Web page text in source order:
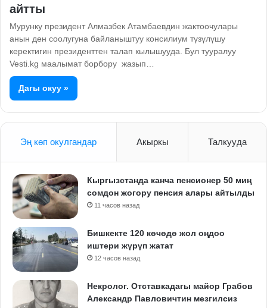
айтты
Мурунку президент Алмазбек Атамбаевдин жактоочулары
анын ден соолугуна байланыштуу консилиум түзүлүшу
керектигин президенттен талап кылышууда. Бул тууралуу
Vesti.kg маалымат борбору жазып…
Дагы окуу »
Эң көп окулгандар Акыркы Талкууда
Кыргызстанда канча пенсионер 50 миң
сомдон жогору пенсия алары айтылды
11 часов назад
Бишкекте 120 көчөдө жол оңдоо
иштери жүрүп жатат
12 часов назад
Некролог. Отставкадагы майор Грабов
Александр Павловичтин мезгилсиз